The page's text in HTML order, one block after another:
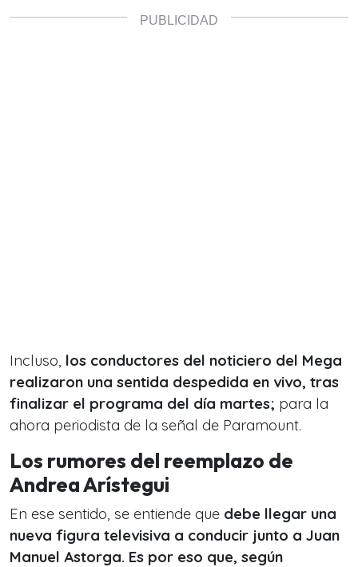
Incluso, los conductores del noticiero del Mega
realizaron una sentida despedida en vivo, tras
finalizar el programa del día martes; para la
ahora periodista de la señal de Paramount.
Los rumores del reemplazo de
Andrea Arístegui
En ese sentido, se entiende que debe llegar una
nueva figura televisiva a conducir junto a Juan
Manuel Astorga. Es por eso que, según